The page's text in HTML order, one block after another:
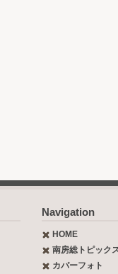
Navigation
HOME
南房総トピック
カバーフォト